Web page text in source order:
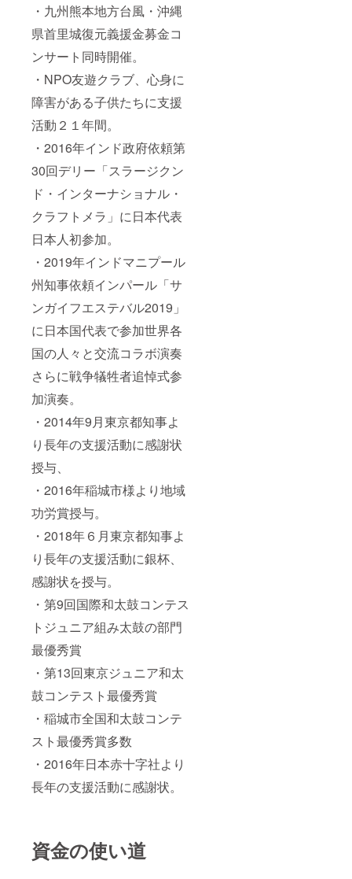
・九州熊本地方台風・沖縄
県首里城復元義援金募金コ
ンサート同時開催。
・NPO友遊クラブ、心身に
障害がある子供たちに支援
活動２１年間。
・2016年インド政府依頼第
30回デリー「スラージクン
ド・インターナショナル・
クラフトメラ」に日本代表
日本人初参加。
・2019年インドマニプール
州知事依頼インパール「サ
ンガイフエステバル2019」
に日本国代表で参加世界各
国の人々と交流コラボ演奏
さらに戦争犠牲者追悼式参
加演奏。
・2014年9月東京都知事よ
り長年の支援活動に感謝状
授与、
・2016年稲城市様より地域
功労賞授与。
・2018年６月東京都知事よ
り長年の支援活動に銀杯、
感謝状を授与。
・第9回国際和太鼓コンテス
トジュニア組み太鼓の部門
最優秀賞
・第13回東京ジュニア和太
鼓コンテスト最優秀賞
・稲城市全国和太鼓コンテ
スト最優秀賞多数
・2016年日本赤十字社より
長年の支援活動に感謝状。
資金の使い道